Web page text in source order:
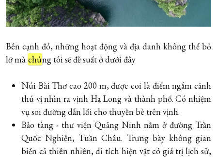
Bên cạnh đó, những hoạt động và địa danh không thể bỏ
lỡ mà chúng tôi sẽ đề suất ở dưới đây
Núi Bài Thơ cao 200 m, được coi là điểm ngắm cảnh
thú vị nhìn ra vịnh Hạ Long và thành phố. Có nhiệm
vụ soi đường dẫn lối cho thuyền bè trên vịnh.
Bảo tàng - thư viện Quảng Ninh nằm ở đường Trần
Quốc Nghiễn, Tuần Châu. Trưng bày không gian
biển cả thiên nhiên, di tích hiện vật có giá trị lịch sử,